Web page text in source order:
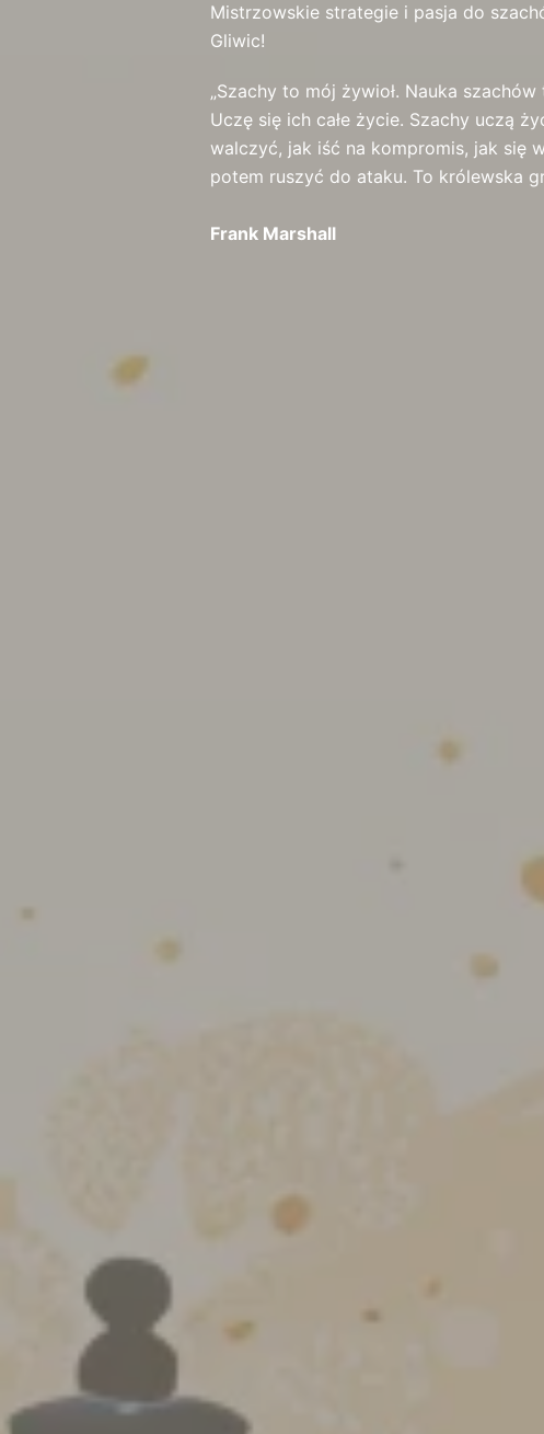
Mistrzowskie strategie i pasja do
Gliwic!​
„Szachy to mój żywioł. Nauka
Uczę się ich całe życie. Szachy uczą
walczyć, jak iść na kompromis, jak się
potem ruszyć do ataku. To królewska
Frank Marshall